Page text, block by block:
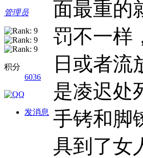
管理员
积分
6036
发消息
面最重的
罚不一样
日或者流
是凌迟处
手铐和脚
具到了女